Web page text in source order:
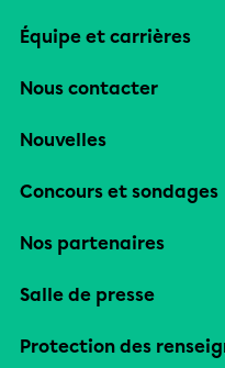
Équipe et carrières
Nous contacter
Nouvelles
Concours et sondages
Nos partenaires
Salle de presse
Protection des